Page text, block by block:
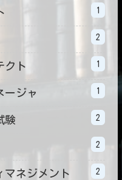
1
2
クト 1
ージャ 1
験 2
2
マネジメント 2